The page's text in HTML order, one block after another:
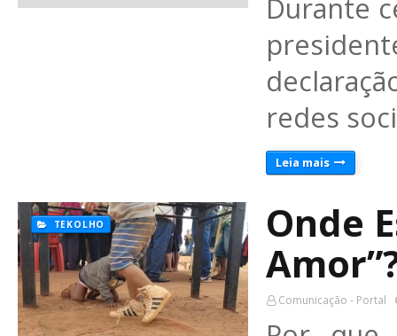
Durante
redes
Leia mais
TEKOLHO
Onde
Comunicação - Portal